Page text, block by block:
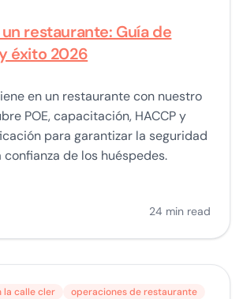
restaurante: Guía de
éxito 2026
en un restaurante con nuestro
POE, capacitación, HACCP y
para garantizar la seguridad
de los huéspedes.
24 min read
la calle cler operaciones de restaurante